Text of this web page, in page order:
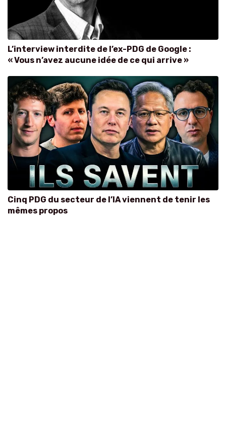
L’interview interdite de l’ex-PDG de Google :
« Vous n’avez aucune idée de ce qui arrive »
Cinq PDG du secteur de l’IA viennent de tenir les
mêmes propos